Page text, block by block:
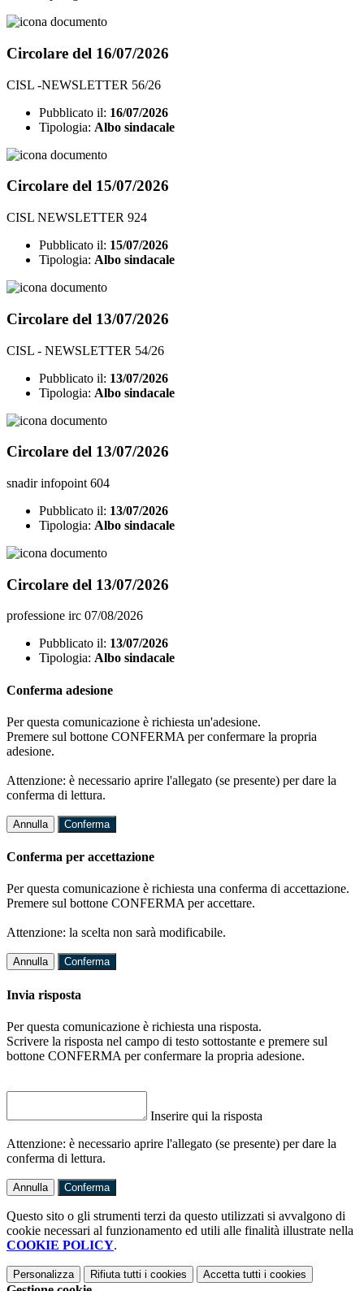
Circolare del 16/07/2026
CISL -NEWSLETTER 56/26
Pubblicato il: 16/07/2026
Tipologia: Albo sindacale
Circolare del 15/07/2026
CISL NEWSLETTER 924
Pubblicato il: 15/07/2026
Tipologia: Albo sindacale
Circolare del 13/07/2026
CISL - NEWSLETTER 54/26
Pubblicato il: 13/07/2026
Tipologia: Albo sindacale
Circolare del 13/07/2026
snadir infopoint 604
Pubblicato il: 13/07/2026
Tipologia: Albo sindacale
Circolare del 13/07/2026
professione irc 07/08/2026
Pubblicato il: 13/07/2026
Tipologia: Albo sindacale
Conferma adesione
Per questa comunicazione è richiesta un'adesione.
Premere sul bottone CONFERMA per confermare la propria
adesione.
Attenzione: è necessario aprire l'allegato (se presente) per dare la
conferma di lettura.
Annulla Conferma
Conferma per accettazione
Per questa comunicazione è richiesta una conferma di accettazione.
Premere sul bottone CONFERMA per accettare.
Attenzione: la scelta non sarà modificabile.
Annulla Conferma
Invia risposta
Per questa comunicazione è richiesta una risposta.
Scrivere la risposta nel campo di testo sottostante e premere sul
bottone CONFERMA per confermare la propria adesione.
Inserire qui la risposta
Attenzione: è necessario aprire l'allegato (se presente) per dare la
conferma di lettura.
Annulla Conferma
Questo sito o gli strumenti terzi da questo utilizzati si avvalgono di
cookie necessari al funzionamento ed utili alle finalità illustrate nella
COOKIE POLICY.
Personalizza Rifiuta tutti i cookies Accetta tutti i cookies